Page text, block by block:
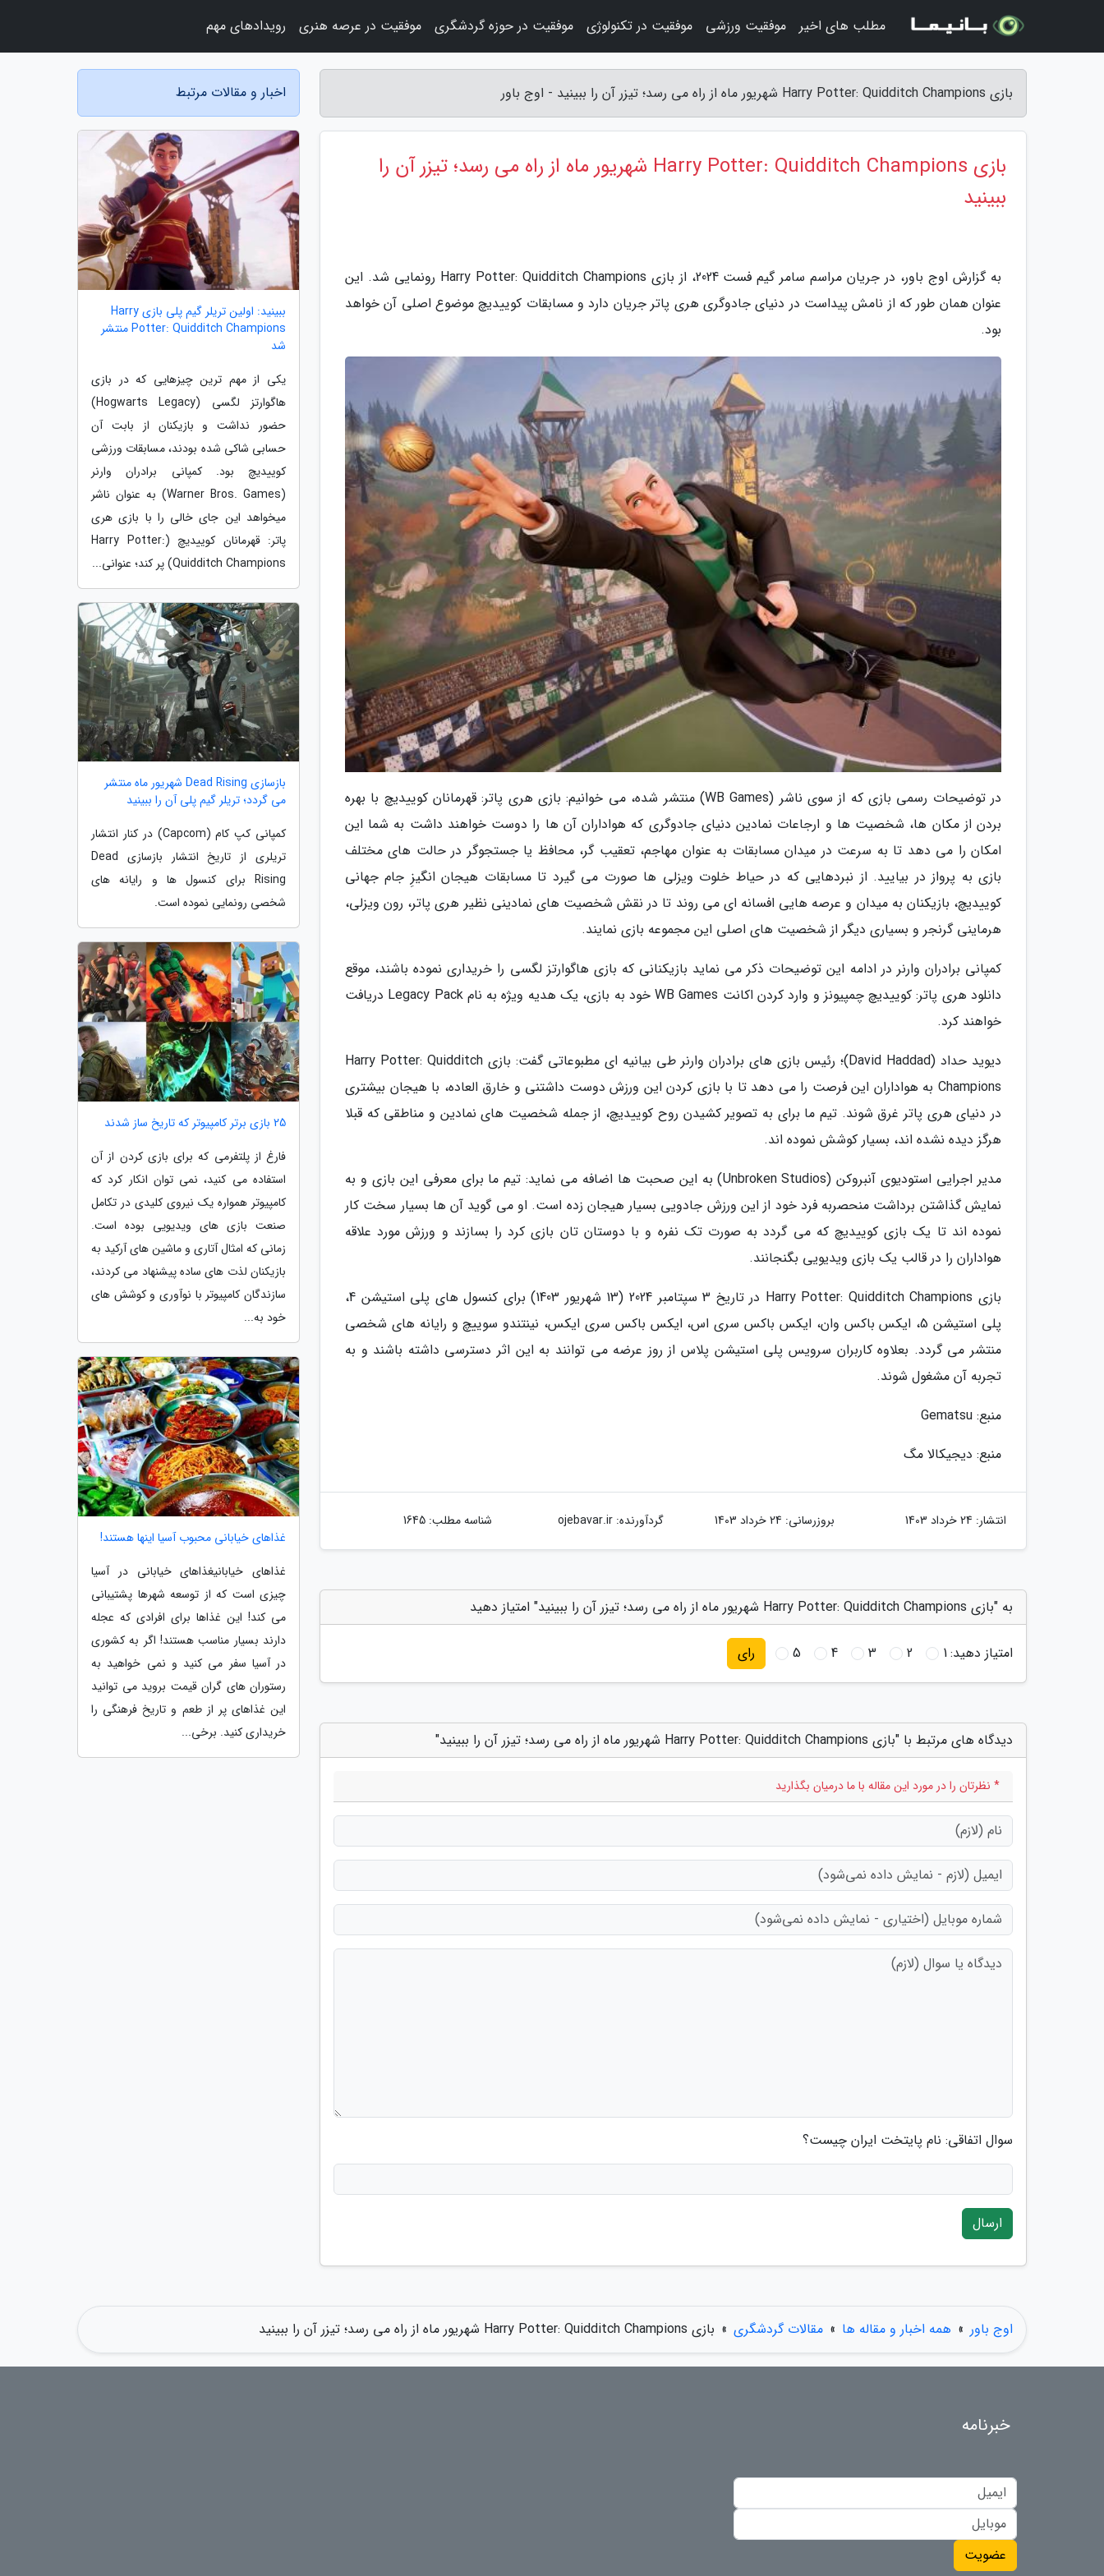
بازی Harry Potter: Quidditch Champions شهریور ماه از راه می رسد؛ تیزر آن را ببینید - اوج باور
بازی Harry Potter: Quidditch Champions شهریور ماه از راه می رسد؛ تیزر آن را
ببینید
به گزارش اوج باور، در جریان مراسم سامر گیم فست 2024، از بازی Harry Potter: Quidditch Champions رونمایی شد. این
عنوان همان طور که از نامش پیداست در دنیای جادوگری هری پاتر جریان دارد و مسابقات کوییدیچ موضوع اصلی آن خواهد
بود.
در توضیحات رسمی بازی که از سوی ناشر (WB Games) منتشر شده، می خوانیم: بازی هری پاتر: قهرمانان کوییدیچ با بهره
بردن از مکان ها، شخصیت ها و ارجاعات نمادین دنیای جادوگری که هواداران آن ها را دوست خواهند داشت به شما این
امکان را می دهد تا به سرعت در میدان مسابقات به عنوان مهاجم، تعقیب گر، محافظ یا جستجوگر در حالت های مختلف
بازی به پرواز در بیایید. از نبردهایی که در حیاط خلوت ویزلی ها صورت می گیرد تا مسابقات هیجان انگیزِ جام جهانی
کوییدیچ، بازیکنان به میدان و عرصه هایی افسانه ای می روند تا در نقش شخصیت های نمادینی نظیر هری پاتر، رون ویزلی،
هرماینی گرنجر و بسیاری دیگر از شخصیت های اصلی این مجموعه بازی نمایند.
کمپانی برادران وارنر در ادامه این توضیحات ذکر می نماید بازیکنانی که بازی هاگوارتز لگسی را خریداری نموده باشند، موقع
دانلود هری پاتر: کوییدیچ چمپیونز و وارد کردن اکانت WB Games خود به بازی، یک هدیه ویژه به نام Legacy Pack دریافت
خواهند کرد.
دیوید حداد (David Haddad)؛ رئیس بازی های برادران وارنر طی بیانیه ای مطبوعاتی گفت: بازی Harry Potter: Quidditch
Champions به هواداران این فرصت را می دهد تا با بازی کردن این ورزش دوست داشتنی و خارق العاده، با هیجان بیشتری
در دنیای هری پاتر غرق شوند. تیم ما برای به تصویر کشیدن روح کوییدیچ، از جمله شخصیت های نمادین و مناطقی که قبلا
هرگز دیده نشده اند، بسیار کوشش نموده اند.
مدیر اجرایی استودیوی آنبروکن (Unbroken Studios) به این صحبت ها اضافه می نماید: تیم ما برای معرفی این بازی و به
نمایش گذاشتن برداشت منحصربه فرد خود از این ورزش جادویی بسیار هیجان زده است. او می گوید آن ها بسیار سخت کار
نموده اند تا یک بازی کوییدیچ که می گردد به صورت تک نفره و با دوستان تان بازی کرد را بسازند و ورزش مورد علاقه
هواداران را در قالب یک بازی ویدیویی بگنجانند.
بازی Harry Potter: Quidditch Champions در تاریخ 3 سپتامبر 2024 (13 شهریور 1403) برای کنسول های پلی استیشن 4،
پلی استیشن 5، ایکس باکس وان، ایکس باکس سری اس، ایکس باکس سری ایکس، نینتندو سوییچ و رایانه های شخصی
منتشر می گردد. بعلاوه کاربران سرویس پلی استیشن پلاس از روز عرضه می توانند به این اثر دسترسی داشته باشند و به
تجربه آن مشغول شوند.
منبع: Gematsu
منبع: دیجیکالا مگ
انتشار: 24 خرداد 1403 بروزرسانی: 24 خرداد 1403 گردآورنده:ojebavar.ir شناسه مطلب: 1645
به "بازی Harry Potter: Quidditch Champions شهریور ماه از راه می رسد؛ تیزر آن را ببینید" امتیاز دهید
امتیاز دهید:1
2
3
4
5 رای
دیدگاه های مرتبط با "بازی Harry Potter: Quidditch Champions شهریور ماه از راه می رسد؛ تیزر آن را ببینید"
* نظرتان را در مورد این مقاله با ما درمیان بگذارید
سوال اتفاقی: نام پایتخت ایران چیست؟
ارسال
اخبار و مقالات مرتبط
ببینید: اولین تریلر گیم پلی بازی Harry
Potter: Quidditch Champions منتشر
شد
یکی از مهم ترین چیزهایی که در بازی
هاگوارتز لگسی (Hogwarts Legacy)
حضور نداشت و بازیکنان از بابت آن
حسابی شاکی شده بودند، مسابقات ورزشی
کوییدیچ بود. کمپانی برادران وارنر
(Warner Bros. Games) به عنوان ناشر
میخواهد این جای خالی را با بازی هری
پاتر: قهرمانان کوییدیچ (Harry Potter:
Quidditch Champions) پر کند؛ عنوانی...
بازسازی Dead Rising شهریور ماه منتشر
می گردد؛ تریلر گیم پلی آن را ببینید
کمپانی کپ کام (Capcom) در کنار انتشار
تریلری از تاریخ انتشار بازسازی Dead
Rising برای کنسول ها و رایانه های
شخصی رونمایی نموده است.
25 بازی برتر کامپیوتر که تاریخ ساز شدند
فارغ از پلتفرمی که برای بازی کردن از آن
استفاده می کنید، نمی توان انکار کرد که
کامپیوتر همواره یک نیروی کلیدی در تکامل
صنعت بازی های ویدیویی بوده است.
زمانی که امثال آتاری و ماشین های آرکید به
بازیکنان لذت های ساده پیشنهاد می کردند،
سازندگان کامپیوتر با نوآوری و کوشش های
خود به...
غذاهای خیابانی محبوب آسیا اینها هستند!
غذاهای خیابانیغذاهای خیابانی در آسیا
چیزی است که از توسعه شهرها پشتیبانی
می کند! این غذاها برای افرادی که عجله
دارند بسیار مناسب هستند! اگر به کشوری
در آسیا سفر می کنید و نمی خواهید به
رستوران های گران قیمت بروید می توانید
این غذاهای پر از طعم و تاریخ فرهنگی را
خریداری کنید. برخی...
اوج باور » همه اخبار و مقاله ها » مقالات گردشگری » بازی Harry Potter: Quidditch Champions شهریور ماه از راه می رسد؛ تیزر آن را ببینید
مطلب های اخیر موفقیت ورزشی موفقیت در تکنولوژی موفقیت در حوزه گردشگری موفقیت در عرصه هنری رویدادهای مهم
خبرنامه
عضویت